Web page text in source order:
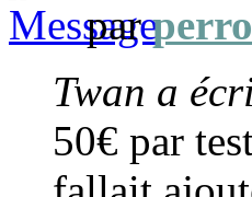
par
Twan a
50€ par